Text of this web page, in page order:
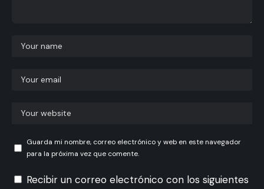
Guarda mi nombre, correo electrónico y web en este navegador
para la próxima vez que comente.
Recibir un correo electrónico con los siguientes